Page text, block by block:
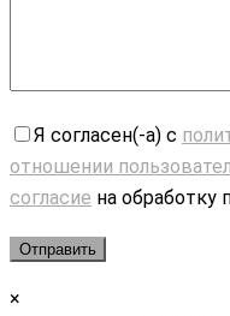
Я согласен(-а) с
отношении
согласие на обработку
×